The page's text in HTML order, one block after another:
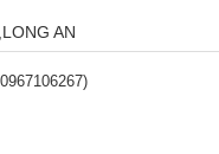
AN